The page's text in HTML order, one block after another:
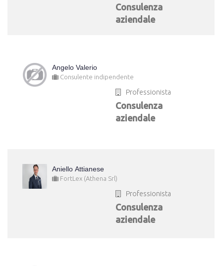
Consulenza
aziendale
Angelo Valerio
Consulente indipendente
Professionista
Consulenza
aziendale
Aniello Attianese
FortLex (Athena Srl)
Professionista
Consulenza
aziendale